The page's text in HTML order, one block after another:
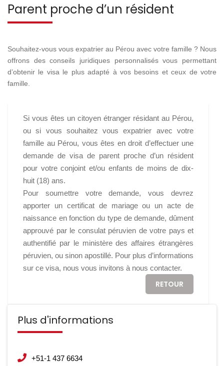
Parent proche d’un résident
Souhaitez-vous vous expatrier au Pérou avec votre famille ? Nous
offrons des conseils juridiques personnalisés vous permettant
d’obtenir le visa le plus adapté à vos besoins et ceux de votre
famille.
Si vous êtes un citoyen étranger résidant au Pérou,
ou si vous souhaitez vous expatrier avec votre
famille au Pérou, vous êtes en droit d’effectuer une
demande de visa de parent proche d’un résident
pour votre conjoint et/ou enfants de moins de dix-
huit (18) ans.
Pour soumettre votre demande, vous devrez
apporter un certificat de mariage ou un acte de
naissance en fonction du type de demande, dûment
approuvé par le consulat péruvien de votre pays et
authentifié par le ministère des affaires étrangères
péruvien, ou sinon apostillé. Pour plus d’informations
sur ce visa, nous vous invitons à nous contacter.
RETOUR
Plus d'informations
+51-1 437 6634